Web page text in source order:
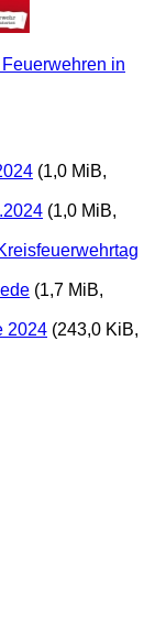
in
(1,0 MiB,
(1,0 MiB,
(1,7 MiB,
2024 (243,0 KiB,